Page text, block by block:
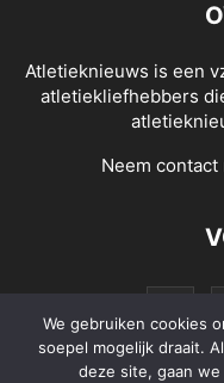
Atletieknieuws is een
atletiekliefhebbers
Neem contact
We gebruiken cookies
soepel mogelijk draait.
deze site, gaan